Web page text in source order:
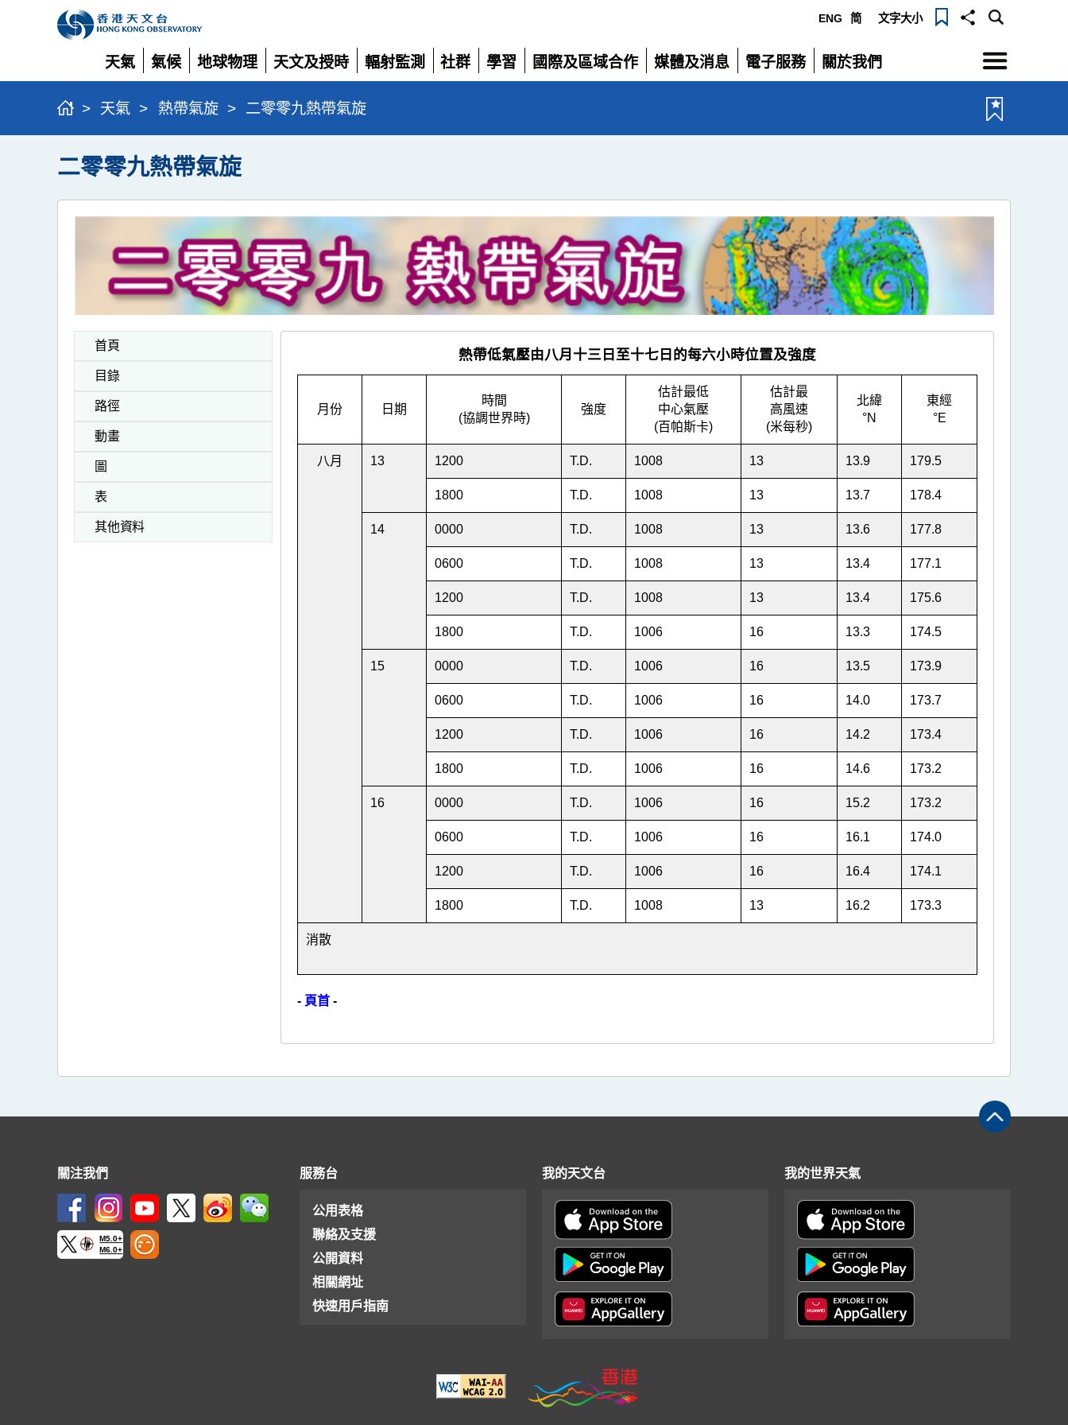
ENG 简 文字大小
天氣
展
開
氣候
展
開
地球物理
展
開
天文及授時
展
開
輻射監測
展
開
社群
展
學習
展
國際及區域合作
展
媒體及消息
展
電子服務
展
關於我們
展
選
單
> 天氣 > 熱帶氣旋 > 二零零九熱帶氣旋
二零零九熱帶氣旋
首頁
目錄
路徑
動畫
圖
表
其他資料
熱帶低氣壓由八月十三日至十七日的每六小時位置及強度
月份 日期
時間
(協調世界時)
強度
估計最低
中心氣壓
(百帕斯卡)
估計最
高風速
(米每秒)
北緯
°N
東經
°E
八月 13 1200 T.D. 1008 13 13.9 179.5
1800 T.D. 1008 13 13.7 178.4
14 0000 T.D. 1008 13 13.6 177.8
0600 T.D. 1008 13 13.4 177.1
1200 T.D. 1008 13 13.4 175.6
1800 T.D. 1006 16 13.3 174.5
15 0000 T.D. 1006 16 13.5 173.9
0600 T.D. 1006 16 14.0 173.7
1200 T.D. 1006 16 14.2 173.4
1800 T.D. 1006 16 14.6 173.2
16 0000 T.D. 1006 16 15.2 173.2
0600 T.D. 1006 16 16.1 174.0
1200 T.D. 1006 16 16.4 174.1
1800 T.D. 1008 13 16.2 173.3
消散
- 頁首 -
關注我們
M5.0+
M6.0+
服務台
公用表格
聯絡及支援
公開資料
相關網址
快速用戶指南
我的天文台 我的世界天氣